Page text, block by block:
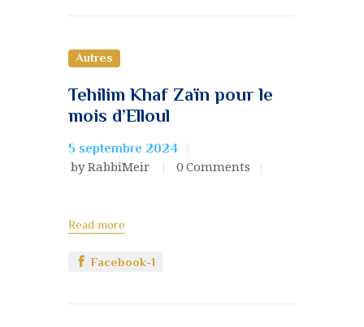
Autres
Tehilim Khaf Zaïn pour le
mois d’Elloul
5 septembre 2024
by RabbiMeir 0 Comments
Read more
Facebook-1